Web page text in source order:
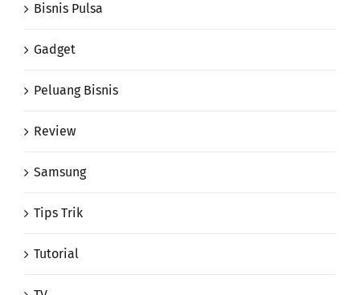
Bisnis Pulsa
Gadget
Peluang Bisnis
Review
Samsung
Tips Trik
Tutorial